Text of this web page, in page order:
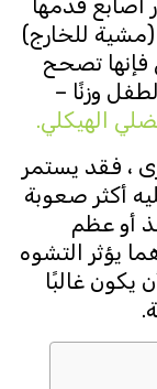
قدمها
للخارج)
تصحح
وزنًا –
الهيكلي.
، فقد يستمر
أكثر صعوبة
أو عظم
يؤثر التشوه
غالبًا